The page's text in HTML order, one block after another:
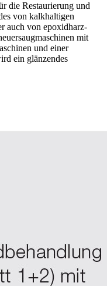
die Restaurierung und
von kalkhaltigen
auch von epoxidharz-
mit
und einer
ein glänzendes